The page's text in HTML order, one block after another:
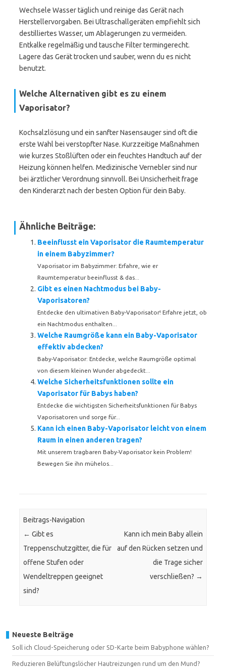
Wechsele Wasser täglich und reinige das Gerät nach
Herstellervorgaben. Bei Ultraschallgeräten empfiehlt sich
destilliertes Wasser, um Ablagerungen zu vermeiden.
Entkalke regelmäßig und tausche Filter termingerecht.
Lagere das Gerät trocken und sauber, wenn du es nicht
benutzt.
Welche Alternativen gibt es zu einem
Vaporisator?
Kochsalzlösung und ein sanfter Nasensauger sind oft die
erste Wahl bei verstopfter Nase. Kurzzeitige Maßnahmen
wie kurzes Stoßlüften oder ein feuchtes Handtuch auf der
Heizung können helfen. Medizinische Vernebler sind nur
bei ärztlicher Verordnung sinnvoll. Bei Unsicherheit frage
den Kinderarzt nach der besten Option für dein Baby.
Ähnliche Beiträge:
Beeinflusst ein Vaporisator die Raumtemperatur
in einem Babyzimmer?
Vaporisator im Babyzimmer: Erfahre, wie er
Raumtemperatur beeinflusst & das...
Gibt es einen Nachtmodus bei Baby-
Vaporisatoren?
Entdecke den ultimativen Baby-Vaporisator! Erfahre jetzt, ob
ein Nachtmodus enthalten...
Welche Raumgröße kann ein Baby-Vaporisator
effektiv abdecken?
Baby-Vaporisator: Entdecke, welche Raumgröße optimal
von diesem kleinen Wunder abgedeckt...
Welche Sicherheitsfunktionen sollte ein
Vaporisator für Babys haben?
Entdecke die wichtigsten Sicherheitsfunktionen für Babys
Vaporisatoren und sorge für...
Kann ich einen Baby-Vaporisator leicht von einem
Raum in einen anderen tragen?
Mit unserem tragbaren Baby-Vaporisator kein Problem!
Bewegen Sie ihn mühelos...
Beitrags-Navigation
← Gibt es
Treppenschutzgitter, die für
offene Stufen oder
Wendeltreppen geeignet
sind?
Kann ich mein Baby allein
auf den Rücken setzen und
die Trage sicher
verschließen? →
Neueste Beiträge
Soll ich Cloud-Speicherung oder SD-Karte beim Babyphone wählen?
Reduzieren Belüftungslöcher Hautreizungen rund um den Mund?